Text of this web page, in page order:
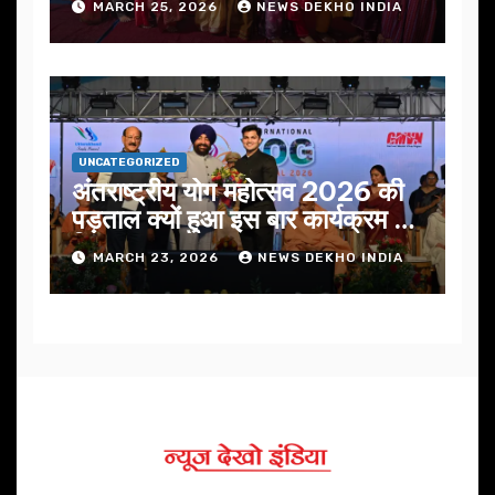
MARCH 25, 2026 NEWS DEKHO INDIA
UNCATEGORIZED
अंतराष्ट्रीय योग महोत्सव 2026 की
पड़ताल क्यों हुआ इस बार कार्यक्रम में
निखार
MARCH 23, 2026 NEWS DEKHO INDIA